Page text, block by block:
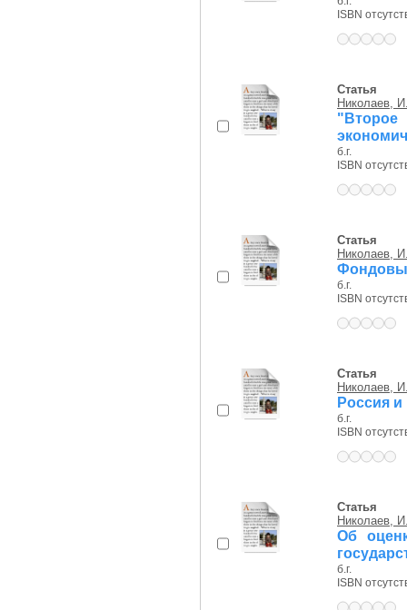
ISBN
Статья
Николаев,
б.г.
ISBN
Статья
Николаев,
б.г.
ISBN
Статья
Николаев,
Россия
б.г.
ISBN
Статья
Николаев,
Об
б.г.
ISBN